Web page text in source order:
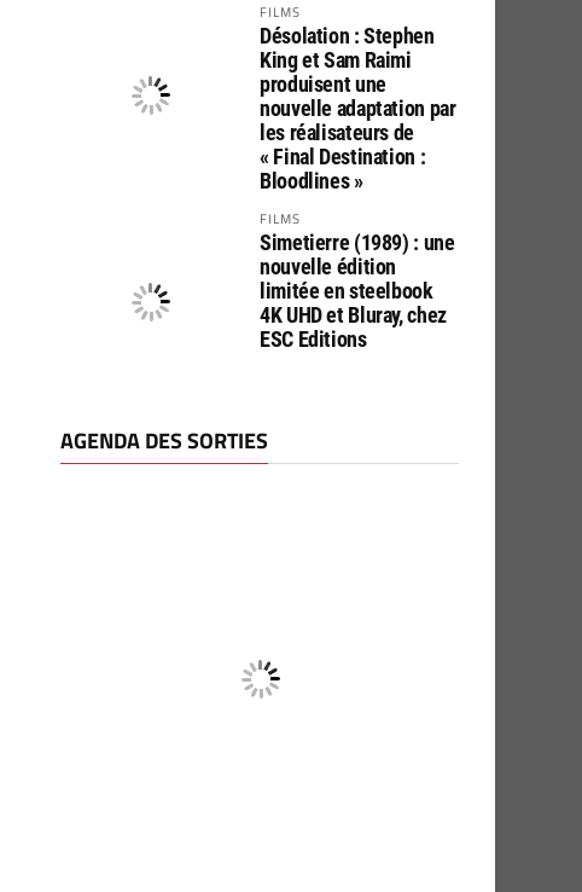
FILMS
Désolation : Stephen
King et Sam Raimi
produisent une
nouvelle adaptation par
les réalisateurs de
« Final Destination :
Bloodlines »
FILMS
Simetierre (1989) : une
nouvelle édition
limitée en steelbook
4K UHD et Bluray, chez
ESC Editions
AGENDA DES SORTIES